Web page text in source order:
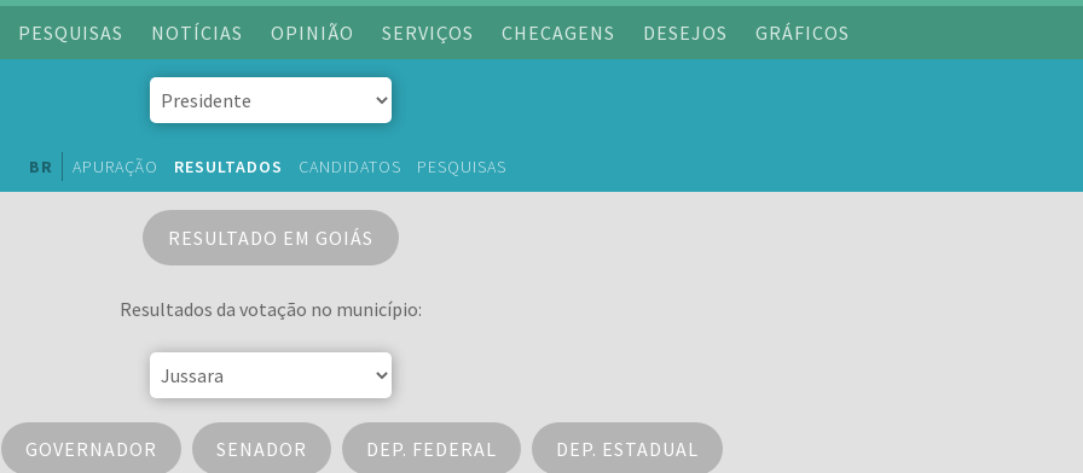
PESQUISAS NOTÍCIAS OPINIÃO SERVIÇOS CHECAGENS DESEJOS GRÁFICOS
BR APURAÇÃO RESULTADOS CANDIDATOS PESQUISAS
RESULTADO EM GOIÁS
Resultados da votação no município:
GOVERNADOR SENADOR DEP. FEDERAL DEP. ESTADUAL